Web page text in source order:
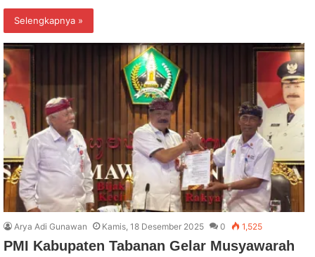
Selengkapnya »
Arya Adi Gunawan Kamis, 18 Desember 2025 0 1,525
PMI Kabupaten Tabanan Gelar Musyawarah